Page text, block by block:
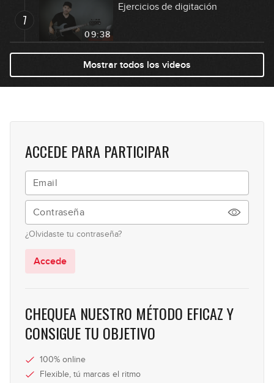
7
09:38
Ejercicios de digitación
05:06
La pentatónica dominante
9
dominantes
10
La pentadórica
11
pentatónica
12
13
La pentatónica "por cuartas"
Uso avanzado sobre acordes
Mostrar todos los videos
ACCEDE PARA PARTICIPAR
¿Olvidaste tu contraseña?
Accede
CHEQUEA NUESTRO MÉTODO EFICAZ Y
CONSIGUE TU OBJETIVO
100% online
Flexible, tú marcas el ritmo